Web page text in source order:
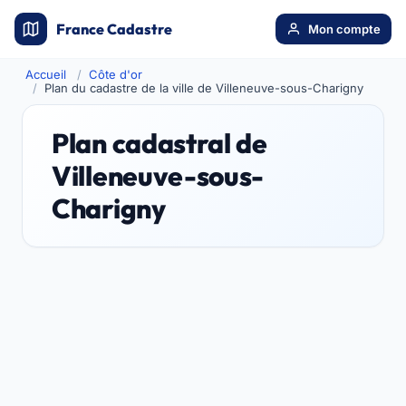
France Cadastre Mon compte
Accueil
Côte d'or
Plan du cadastre de la ville de Villeneuve-sous-Charigny
Plan cadastral de
Villeneuve-sous-
Charigny